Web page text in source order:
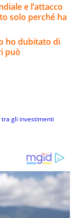
e l’attacco
solo perché ha
ho dubitato di
può
tra gli investimenti